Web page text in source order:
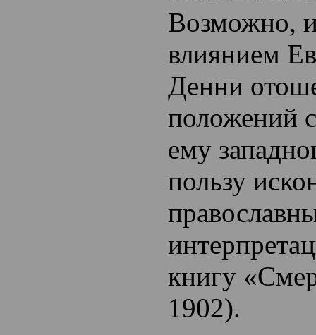
Возможно,
влиянием
Денни
положений
ему
пользу
книгу
1902).